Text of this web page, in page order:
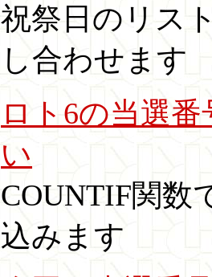
祝祭日のリス
し合わせます
ロト6の当選
い
COUNTIF関数
込みます